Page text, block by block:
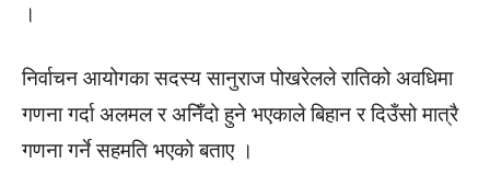
।
निर्वाचन आयोगका सदस्य सानुराज पोखरेलले रातिको अवधिमा
गणना गर्दा अलमल र अनिँदो हुने भएकाले बिहान र दिउँसो मात्रै
गणना गर्ने सहमति भएको बताए ।